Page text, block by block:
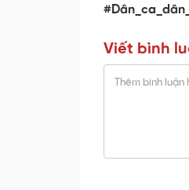
Viết bình